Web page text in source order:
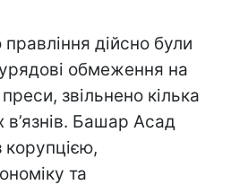
дійсно були
обмеження на
звільнено кілька
в’язнів. Башар Асад
корупцією,
та